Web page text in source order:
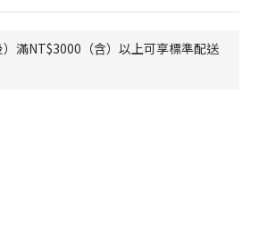
滿NT$3000（含）以上可享標準配送